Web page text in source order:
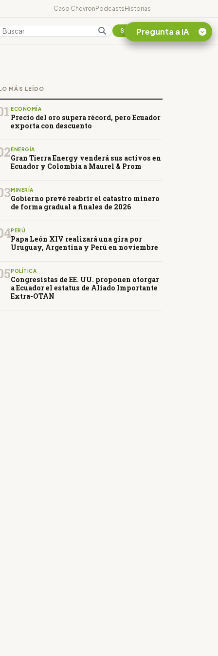
Caso ChevronPodcastsHistorias
Colombia Suscribirse
MÁS LEÍDO
ECONOMÍA
Precio del oro supera récord, pero Ecuador
exporta con descuento
ENERGÍA
Gran Tierra Energy venderá sus activos en
Ecuador y Colombia a Maurel & Prom
MINERÍA
Gobierno prevé reabrir el catastro minero
de forma gradual a finales de 2026
PERÚ
Papa León XIV realizará una gira por
Uruguay, Argentina y Perú en noviembre
POLÍTICA
Congresistas de EE. UU. proponen otorgar
a Ecuador el estatus de Aliado Importante
Extra-OTAN
Pregunta a IA
turísticos de la
Amazonia Ecuatoriana